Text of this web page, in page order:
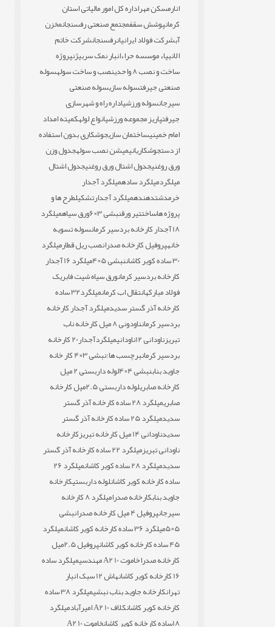
انارمسکن مهراداره کل امور مالیاتی استان
کرمانپوشش سقفمجتمع صنعتی رفسنجانمخزن
آبشرکت فولاد ایرانیانرفسنجانشرکت خاتم
الانبیاء موسسه حراءانبار نمک سربیژنپروژه
ساخت و نصب 8 واحدی
نصب و ساخت سولهسوله
صنعتی جیرفتسوله سازیسوله صنعتی
سیرجانسوله ورزشیاداره راه و شهرسازی
جیرفتپاریز مجموعه ورزشیانواع لولهکمیته امداد
امام خمینیساختمان سازیجوشکاری بدون استفاده
از دستجوشکاریانیمیشن نصب سولهجدول وزن
ورق روغنیجدول اشتال ورق روغنیجدول اشتال
میلگردمیلگرد سادهمیلگرد آجدار
خرمدشتدهندهمیلگرد آجدارتشکیلطرح ها و
پروژه هاساختتیر ورقنبشی 3×6 ورق سیاهمیلگرد
18 آجدار کارخانه بردسیر کرمان
سوله تسویه
خانهپروفیل کارخانه صدرانصب ریل قطارمیلگرد
30 ساده کویر کاشان
نبشی 5×4
میلگرد 16 آجدار
کارخانه بردسیر کرمانورق سیاه شیت فابریک
فولاد مبارکهانتقال اب کرمان
میلگرد32 ساده
کارخانه آذر گستر سدیدمیلگرد آجدار کارخانه
بردسیر کرمان
ناودونی 8 میل کارخانه ناب
تبریزناودانی 12 ناودانی
میلگردآجدار20 کارخانه
بردسیر کرمانبرچسب ها:
نبشی 3×4 کار خانه
جاوید بنابنبشی 4×4
لوله داربستی 2 میل
کارخانه صابری
لوله داربستی 2.5میل کارخانه
صابری
میلگرد 28 ساده کارخانه آذر گستر
سدید
میلگرد 25 ساده کارخانه آذر گستر
سدیدناودانی 14 میل کارخانه تبریز
کارخانه
ناودانی تبریز
میلگرد 22 ساده کارخانه آذر گستر
سدیدمیلگرد 28 ساده کویر کاشان
میلگرد 26
ساده کارخانه کویر کاشانلوله داربستیکارخانه
جاوید بنابکارخانه صدرا
میلگرد 8 کارخانه
سیرجانپروفیل 4 میل کارخانه صدرا
نبشی
5×5
میلگرد 36 ساده کارخانه کویر کاشان
میلگرد
45 ساده کارخانه کویر کاشان
پروفیل 2.5میل
کارخانه صدراخاموت 10 A2 مهندسی
میلگرد ساده
16 کارخانه کویر کاشان
هاش 12 سبک انبار
تهرانکارخانه جاوید بناب نبشی
میلگرد 38 ساده
کارخانه کویر کاشانکلاف 10 A2 امیرآباد
میلگرد
18ساده کارخانه کویر کاشان
خاموت 10 A2